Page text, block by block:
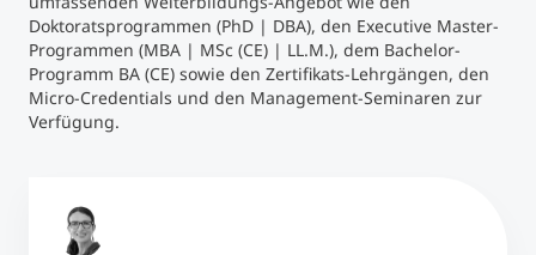
Doktoratsprogrammen (PhD | DBA), den Executive Master-
Programmen (MBA | MSc (CE) | LL.M.), dem Bachelor-
Programm BA (CE) sowie den Zertifikats-Lehrgängen, den
Micro-Credentials und den Management-Seminaren zur
Verfügung.